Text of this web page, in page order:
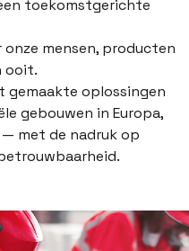
toekomstgerichte
onze mensen, producten
ooit.
gemaakte oplossingen
gebouwen in Europa,
met de nadruk op